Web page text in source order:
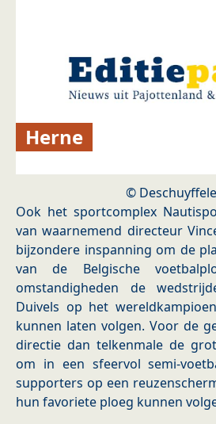
Herne
©
Ook het sportcomplex
van waarnemend directeur
bijzondere inspanning om de
van de Belgische
omstandigheden de
Duivels op het
kunnen laten volgen. Voor de
directie dan telkenmale de
om in een sfeervol semi-
supporters op een
hun favoriete ploeg kunnen